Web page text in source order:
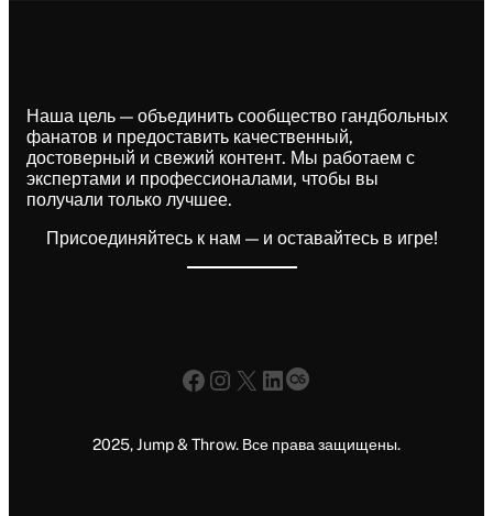
Наша цель — объединить сообщество гандбольных
фанатов и предоставить качественный,
достоверный и свежий контент. Мы работаем с
экспертами и профессионалами, чтобы вы
получали только лучшее.
Присоединяйтесь к нам — и оставайтесь в игре!
Facebook
Instagram
X LinkedIn
Last.fm
2025, Jump & Throw. Все права защищены.